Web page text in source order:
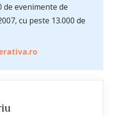
evenimente de
cu peste 13.000 de